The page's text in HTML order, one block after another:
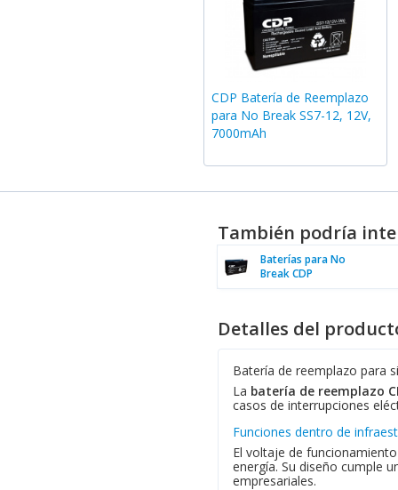
CDP Batería de Reemplazo
para No Break SS7-12, 12V,
7000mAh
También podría
Baterías para No
Break CDP
Detalles del
Batería de reemplazo para
La batería de reemplazo
casos de interrupciones
Funciones dentro de
El voltaje de
energía. Su diseño cumple
empresariales.